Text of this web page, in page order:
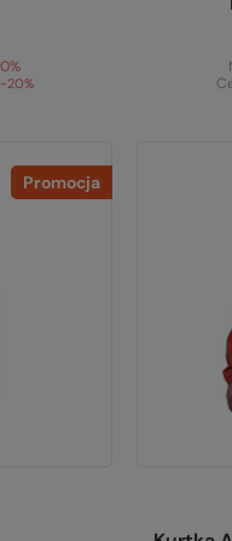
0%
-20%
Promocja